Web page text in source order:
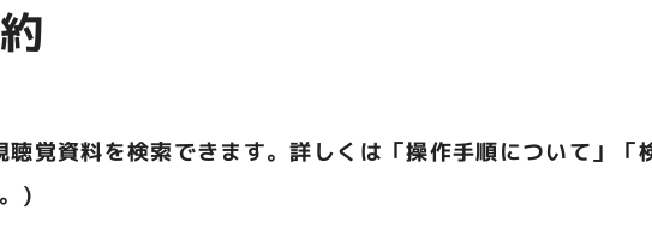
覚資料を検索できます。詳しくは「操作手順について」
)